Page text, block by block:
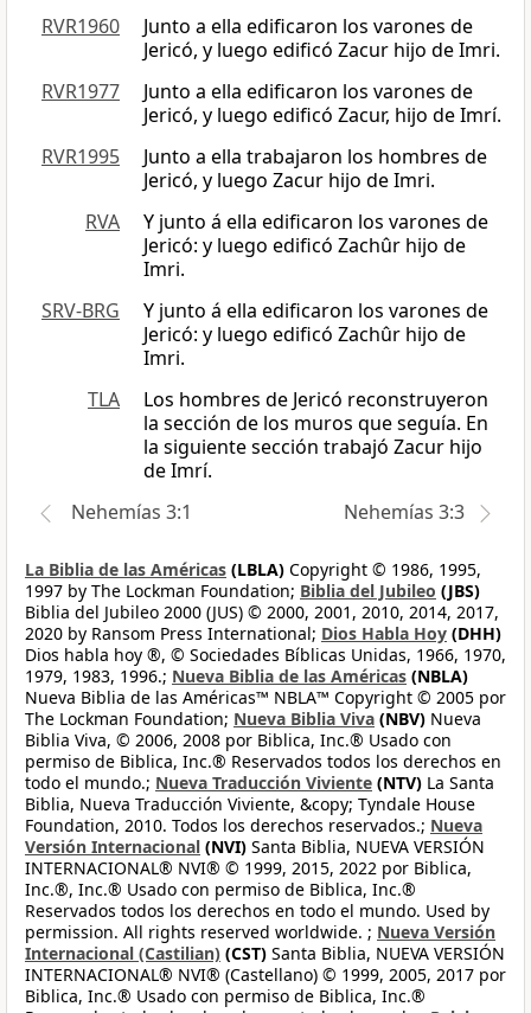
RVR1960
Junto a ella edificaron los varones de
Jericó, y luego edificó Zacur hijo de Imri.
RVR1977
Junto a ella edificaron los varones de
Jericó, y luego edificó Zacur, hijo de Imrí.
RVR1995
Junto a ella trabajaron los hombres de
Jericó, y luego Zacur hijo de Imri.
RVA
Y junto á ella edificaron los varones de
Jericó: y luego edificó Zachûr hijo de
Imri.
SRV-BRG
Y junto á ella edificaron los varones de
Jericó: y luego edificó Zachûr hijo de
Imri.
TLA
Los hombres de Jericó reconstruyeron
la sección de los muros que seguía. En
la siguiente sección trabajó Zacur hijo
de Imrí.
Nehemías 3:1
Nehemías 3:3
La Biblia de las Américas (LBLA) Copyright © 1986, 1995,
1997 by The Lockman Foundation; Biblia del Jubileo (JBS)
Biblia del Jubileo 2000 (JUS) © 2000, 2001, 2010, 2014, 2017,
2020 by Ransom Press International; Dios Habla Hoy (DHH)
Dios habla hoy ®, © Sociedades Bíblicas Unidas, 1966, 1970,
1979, 1983, 1996.; Nueva Biblia de las Américas (NBLA)
Nueva Biblia de las Américas™ NBLA™ Copyright © 2005 por
The Lockman Foundation; Nueva Biblia Viva (NBV) Nueva
Biblia Viva, © 2006, 2008 por Biblica, Inc.® Usado con
permiso de Biblica, Inc.® Reservados todos los derechos en
todo el mundo.; Nueva Traducción Viviente (NTV) La Santa
Biblia, Nueva Traducción Viviente, &copy; Tyndale House
Foundation, 2010. Todos los derechos reservados.; Nueva
Versión Internacional (NVI) Santa Biblia, NUEVA VERSIÓN
INTERNACIONAL® NVI® © 1999, 2015, 2022 por Biblica,
Inc.®, Inc.® Usado con permiso de Biblica, Inc.®
Reservados todos los derechos en todo el mundo. Used by
permission. All rights reserved worldwide. ; Nueva Versión
Internacional (Castilian) (CST) Santa Biblia, NUEVA VERSIÓN
INTERNACIONAL® NVI® (Castellano) © 1999, 2005, 2017 por
Biblica, Inc.® Usado con permiso de Biblica, Inc.®